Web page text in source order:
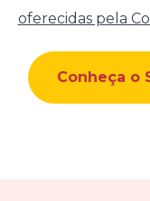
oferecidas pela
Conheça o